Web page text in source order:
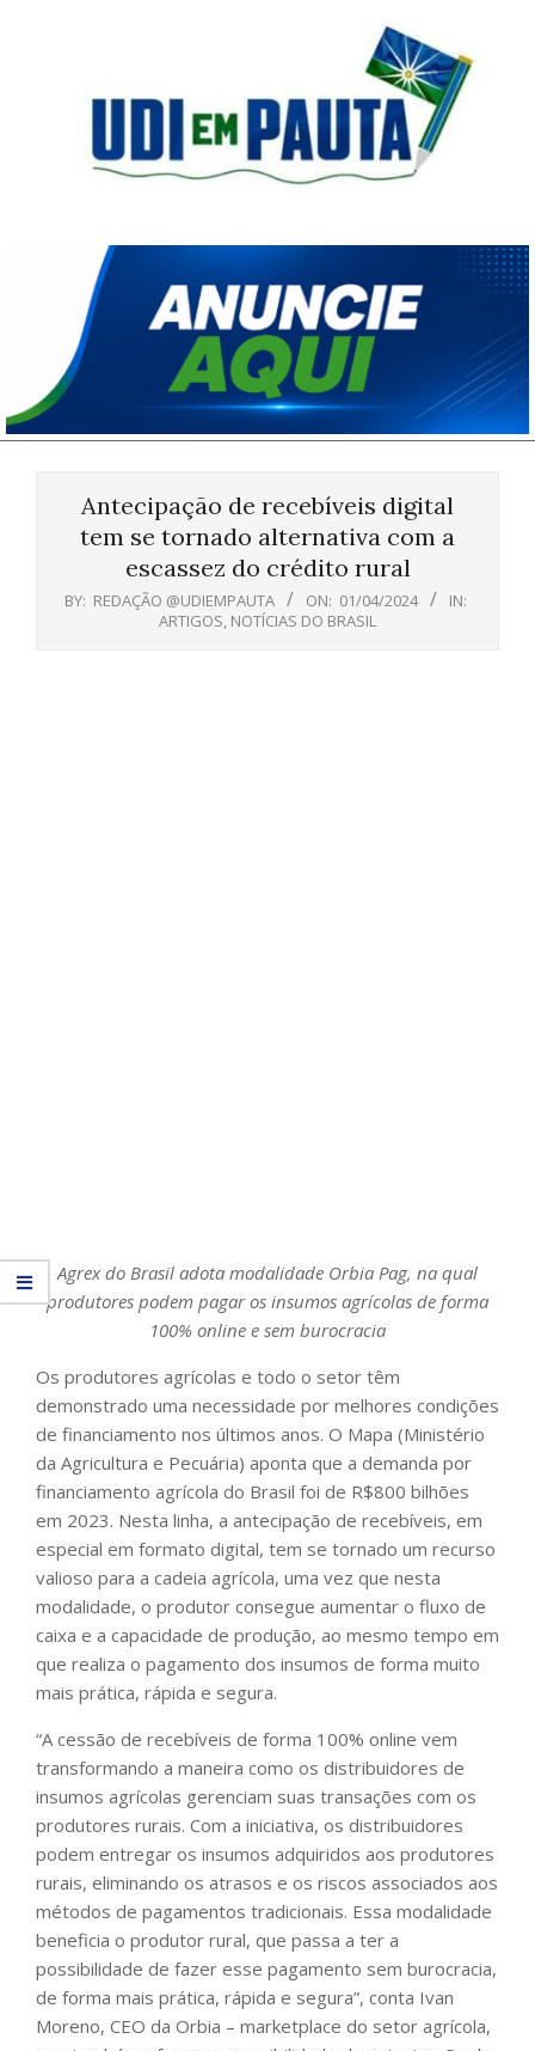
Pauta
Antecipação de recebíveis digital
tem se tornado alternativa com a
escassez do crédito rural
BY: REDAÇÃO @UDIEMPAUTA ON: 01/04/2024
IN:
ARTIGOS, NOTÍCIAS DO BRASIL
Agrex do Brasil adota modalidade Orbia Pag, na qual
produtores podem pagar os insumos agrícolas de forma
100% online e sem burocracia
Os produtores agrícolas e todo o setor têm
demonstrado uma necessidade por melhores condições
de financiamento nos últimos anos. O Mapa (Ministério
da Agricultura e Pecuária) aponta que a demanda por
financiamento agrícola do Brasil foi de R$800 bilhões
em 2023. Nesta linha, a antecipação de recebíveis, em
especial em formato digital, tem se tornado um recurso
valioso para a cadeia agrícola, uma vez que nesta
modalidade, o produtor consegue aumentar o fluxo de
caixa e a capacidade de produção, ao mesmo tempo em
que realiza o pagamento dos insumos de forma muito
mais prática, rápida e segura.
“A cessão de recebíveis de forma 100% online vem
transformando a maneira como os distribuidores de
insumos agrícolas gerenciam suas transações com os
produtores rurais. Com a iniciativa, os distribuidores
podem entregar os insumos adquiridos aos produtores
rurais, eliminando os atrasos e os riscos associados aos
métodos de pagamentos tradicionais. Essa modalidade
beneficia o produtor rural, que passa a ter a
possibilidade de fazer esse pagamento sem burocracia,
de forma mais prática, rápida e segura”, conta Ivan
Moreno, CEO da Orbia – marketplace do setor agrícola,